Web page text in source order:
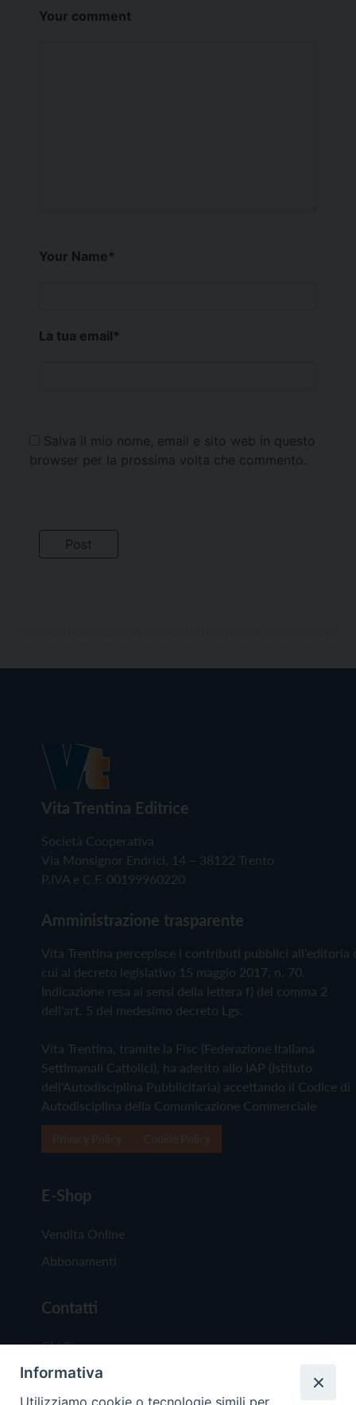
Your comment
Your Name*
La tua email*
Salva il mio nome, email e sito web in questo
browser per la prossima volta che commento.
Vita Trentina Editrice
Società Cooperativa
Via Monsignor Endrici, 14 – 38122 Trento
P.IVA e C.F. 00199960220
Amministrazione trasparente
Vita Trentina percepisce i contributi pubblici all'editoria
cui al decreto legislativo 15 maggio 2017, n. 70.
Indicazione resa ai sensi della lettera f) del comma 2
dell'art. 5 del medesimo decreto Lgs.
Vita Trentina, tramite la Fisc (Federazione Italiana
Settimanali Cattolici), ha aderito allo IAP (Istituto
dell'Autodisciplina Pubblicitaria) accettando il Codice di
Autodisciplina della Comunicazione Commerciale
E-Shop
Vendita Online
Abbonamenti
Contatti
Chi Siamo
Redazione
Scrivici
Informativa